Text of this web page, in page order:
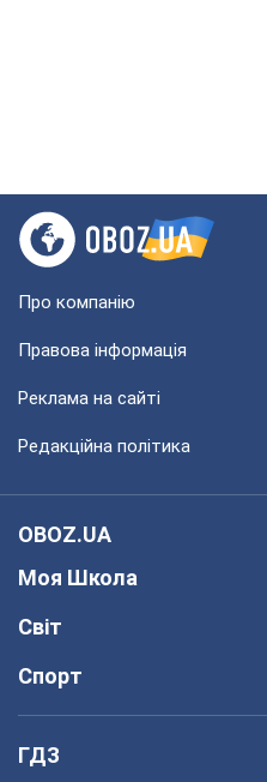
Про компанію
Правова інформація
Реклама на сайті
Редакційна політика
OBOZ.UA
Моя Школа
Світ
Спорт
ГДЗ